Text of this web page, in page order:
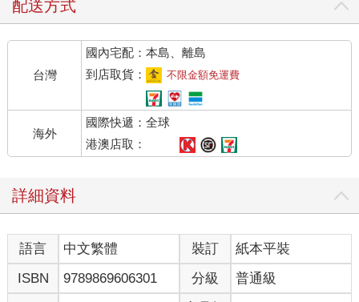
配送方式
台灣
國內宅配：本島、離島
到店取貨：
不限金額免運費
海外
國際快遞：全球
港澳店取：
詳細資料
語言 中文繁體 裝訂
紙本平裝
ISBN
9789869606301 分級 普通級